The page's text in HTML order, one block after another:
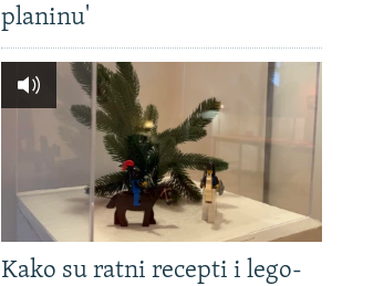
planinu'
Kako su ratni recepti i lego-